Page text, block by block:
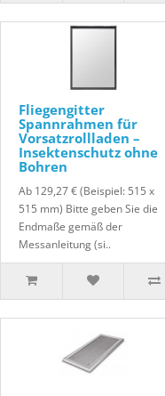
Fliegengitter
Spannrahmen für
Vorsatzrollladen –
Insektenschutz ohne
Bohren
Ab 129,27 € (Beispiel: 515 x
515 mm) Bitte geben Sie die
Endmaße gemäß der
Messanleitung (si..